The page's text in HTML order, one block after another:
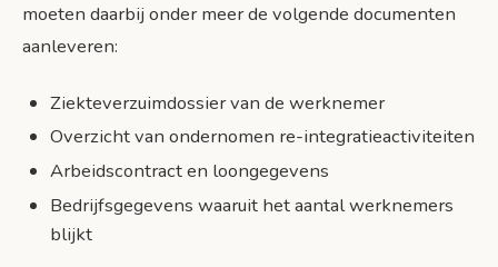
moeten daarbij onder meer de volgende documenten
aanleveren:
Ziekteverzuimdossier van de werknemer
Overzicht van ondernomen re-integratieactiviteiten
Arbeidscontract en loongegevens
Bedrijfsgegevens waaruit het aantal werknemers
blijkt